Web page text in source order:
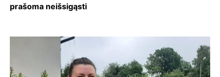
prašoma neišsigąsti